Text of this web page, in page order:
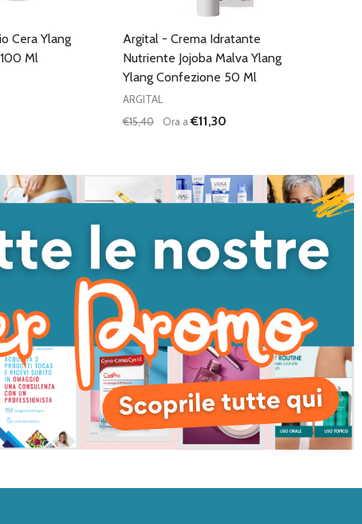
Cera Ylang
Ml
Argital - Crema Idratante
Nutriente Jojoba Malva Ylang
Ylang Confezione 50 Ml
ARGITAL
€15,40
Ora a€11,30